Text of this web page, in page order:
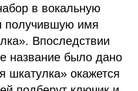
в вокальную
получившую имя
Впоследствии
название было дано
шкатулка» окажется